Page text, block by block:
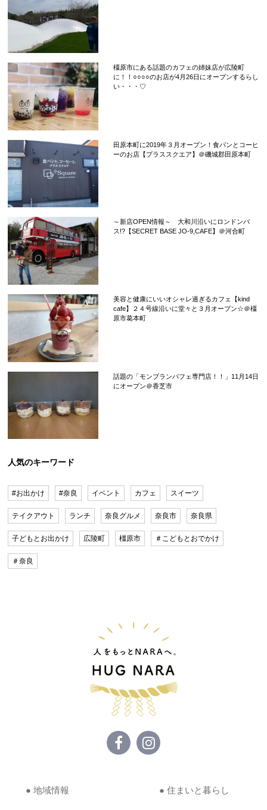
橿原市にある話題のカフェの姉妹店が広陵町
に！！○○○○のお店が4月26日にオープンするらし
い・・・♡
田原本町に2019年３月オープン！食パンとコーヒ
ーのお店【プラススクエア】＠磯城郡田原本町
～新店OPEN情報～ 大和川沿いにロンドンバ
ス!?【SECRET BASE JO-9,CAFE】＠河合町
美容と健康にいいオシャレ過ぎるカフェ【kind
cafe】２４号線沿いに堂々と３月オープン☆＠橿
原市葛本町
話題の「モンブランパフェ専門店！！」11月14日
にオープン＠香芝市
人気のキーワード
#お出かけ #奈良 イベント カフェ スイーツ
テイクアウト ランチ 奈良グルメ 奈良市 奈良県
子どもとお出かけ 広陵町 橿原市 ＃こどもとおでかけ
＃奈良
● 地域情報 ● 住まいと暮らし